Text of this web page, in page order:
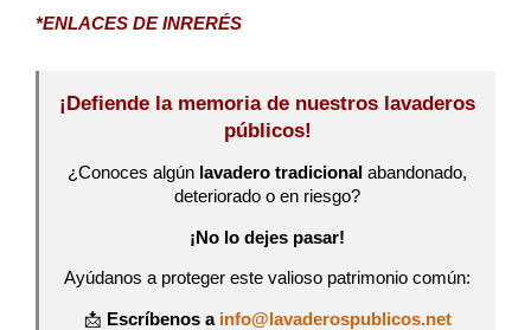
*ENLACES DE INRERÉS
¡Defiende la memoria de nuestros lavaderos
públicos!
¿Conoces algún lavadero tradicional abandonado,
deteriorado o en riesgo?
¡No lo dejes pasar!
Ayúdanos a proteger este valioso patrimonio común:
📩 Escríbenos a info@lavaderospublicos.net